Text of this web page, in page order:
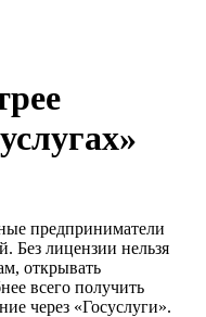
предприниматели
Без лицензии нельзя
открывать
всего получить
через «Госуслуги».